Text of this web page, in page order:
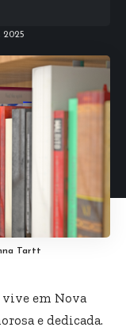
2025
Tartt
vive em Nova
e dedicada.